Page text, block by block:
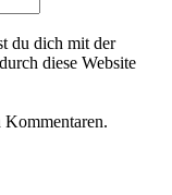
du dich mit der
diese Website